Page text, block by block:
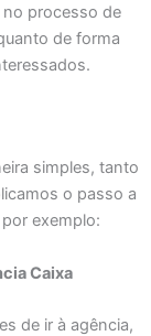
processo de
de forma
simples, tanto
o passo a
exemplo:
Caixa
de ir à agência,